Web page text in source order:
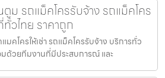
ตูม รถแม็คโครรับจ้าง รถแม็คโคร
วไทย ราคาถูก
มคโครให้เช่า รถแม็คโครรับจ้าง บริการทั่ว
มด้วยทีมงานที่มีประสบการณ์ และ